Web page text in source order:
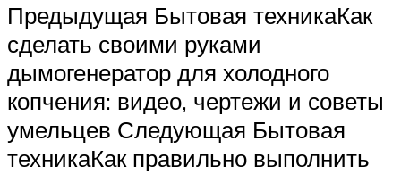
Предыдущая Бытовая техникаКак
сделать своими руками
дымогенератор для холодного
копчения: видео, чертежи и советы
умельцев Следующая Бытовая
техникаКак правильно выполнить